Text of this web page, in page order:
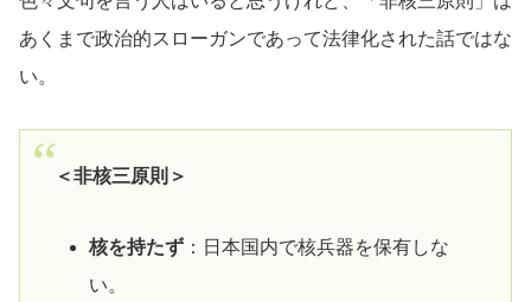
あくまで政治的スローガンであって法律化された話ではな
い。
＜非核三原則＞
核を持たず：日本国内で核兵器を保有しな
い。